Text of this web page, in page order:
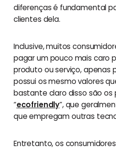
diferenças é fundamental
clientes dela.
Inclusive, muitos
pagar um pouco mais caro
produto ou serviço, apenas
possui os mesmo valores
bastante claro disso são
“ecofriendly”, que
que empregam outras
Entretanto, os